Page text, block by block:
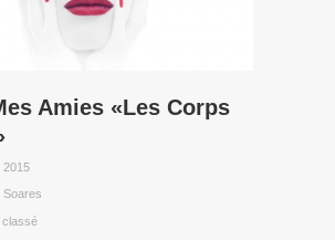
Amies «Les Corps
Soares